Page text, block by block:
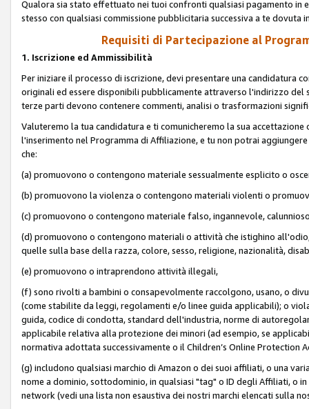
Qualora sia stato effettuato nei tuoi confronti qualsiasi pagamento in
stesso con qualsiasi commissione pubblicitaria successiva a te dovuta
Requisiti di Partecipazione al
1. Iscrizione ed Ammissibilità
Per iniziare il processo di iscrizione, devi presentare una candidatura
originali ed essere disponibili pubblicamente attraverso l'indirizzo
terze parti devono contenere commenti, analisi o trasformazioni
Valuteremo la tua candidatura e ti comunicheremo la sua
l'inserimento nel Programma di Affiliazione, e tu non potrai
che:
(a) promuovono o contengono materiale sessualmente esplicito o
(b) promuovono la violenza o contengono materiali violenti o
(c) promuovono o contengono materiale falso, ingannevole,
(d) promuovono o contengono materiali o attività che istighino
quelle sulla base della razza, colore, sesso, religione, nazionalità,
(e) promuovono o intraprendono attività illegali,
(f) sono rivolti a bambini o consapevolmente raccolgono, usano, o
(come stabilite da leggi, regolamenti e/o linee guida applicabili); o
guida, codice di condotta, standard dell'industria, norme di
applicabile relativa alla protezione dei minori (ad esempio, se
normativa adottata successivamente o il Children’s Online Protection
(g) includono qualsiasi marchio di Amazon o dei suoi affiliati, o una
nome a dominio, sottodominio, in qualsiasi "tag" o ID degli Affiliati, o
network (vedi una lista non esaustiva dei nostri marchi elencati sulla